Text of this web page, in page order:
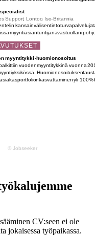
CV:seen ei ole
jokaisessa työpaikassa.